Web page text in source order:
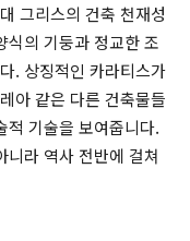
그리스의 건축 천재성
식의 기둥과 정교한 조
. 상징적인 카라티스가
아 같은 다른 건축물들
적 기술을 보여줍니다.
니라 역사 전반에 걸쳐